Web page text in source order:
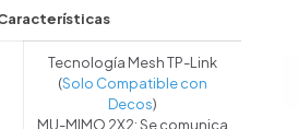
Tecnología Mesh TP-Link
(Solo Compatible con
Decos)
MU-MIMO 2X2: Se comunica